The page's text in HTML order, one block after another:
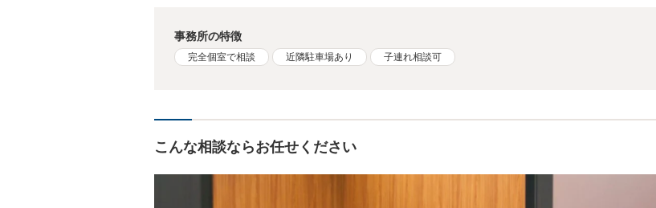
事務所の特徴
完全個室で相談 近隣駐車場あり 子連れ相談可
こんな相談ならお任せください